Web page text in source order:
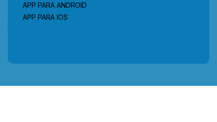
APP PARA ANDROID
APP PARA IOS